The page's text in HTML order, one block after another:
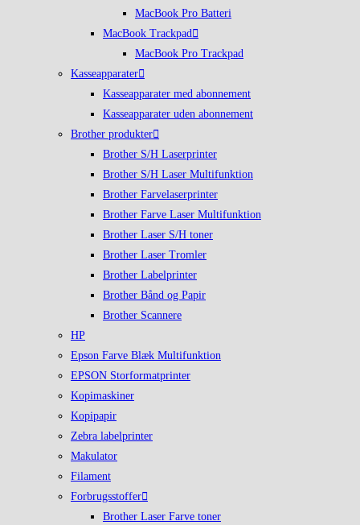
MacBook Pro Batteri
MacBook Trackpad
MacBook Pro Trackpad
Kasseapparater
Kasseapparater med abonnement
Kasseapparater uden abonnement
Brother produkter
Brother S/H Laserprinter
Brother S/H Laser Multifunktion
Brother Farvelaserprinter
Brother Farve Laser Multifunktion
Brother Laser S/H toner
Brother Laser Tromler
Brother Labelprinter
Brother Bånd og Papir
Brother Scannere
HP
Epson Farve Blæk Multifunktion
EPSON Storformatprinter
Kopimaskiner
Kopipapir
Zebra labelprinter
Makulator
Filament
Forbrugsstoffer
Brother Laser Farve toner